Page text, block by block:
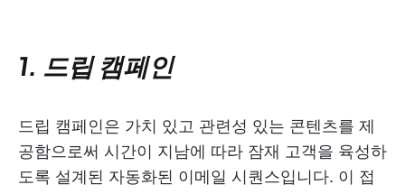
1. 드립 캠페인
드립 캠페인은 가치 있고 관련성 있는 콘텐츠를 제
공함으로써 시간이 지남에 따라 잠재 고객을 육성하
도록 설계된 자동화된 이메일 시퀀스입니다. 이 접